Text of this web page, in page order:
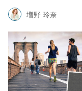
増野 玲奈